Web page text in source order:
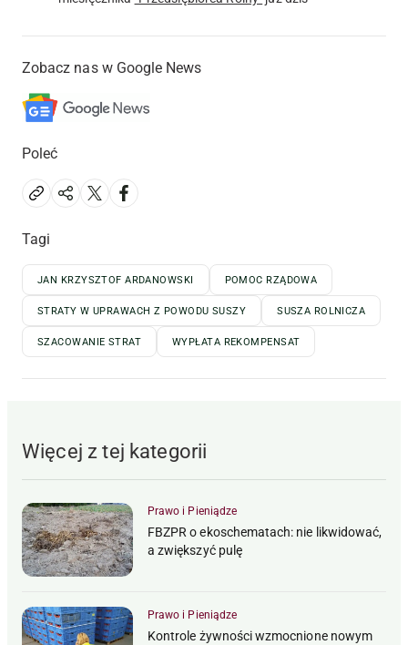
Zobacz nas w Google News
Poleć
Tagi
JAN KRZYSZTOF ARDANOWSKI POMOC RZĄDOWA
STRATY W UPRAWACH Z POWODU SUSZY SUSZA ROLNICZA
SZACOWANIE STRAT WYPŁATA REKOMPENSAT
Więcej z tej kategorii
Prawo i Pieniądze
FBZPR o ekoschematach: nie likwidować,
a zwiększyć pulę
Prawo i Pieniądze
Kontrole żywności wzmocnione nowym